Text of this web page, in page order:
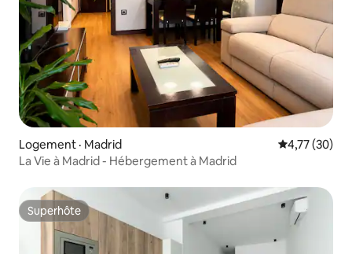
Logement · Madrid Note
4,77 (30)
La Vie à Madrid - Hébergement à Madrid
Superhôte
Superhôte